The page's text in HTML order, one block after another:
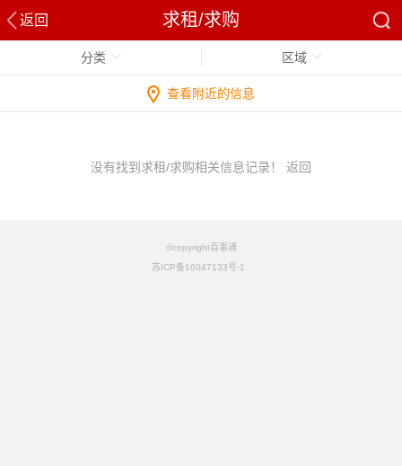
返回 求租/求购
分类 区域
查看附近的信息
没有找到求租/求购相关信息记录！ 返回
©copyright百事通
苏ICP备16047133号-1